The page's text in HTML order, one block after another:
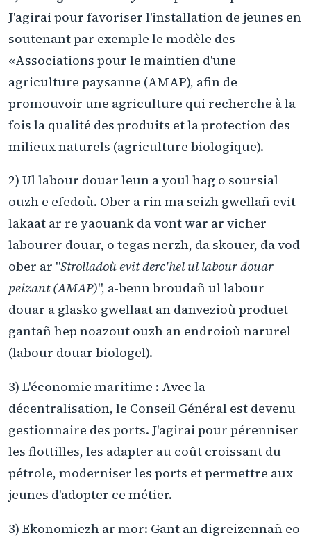
J'agirai pour favoriser l'installation de jeunes en
soutenant par exemple le modèle des
«Associations pour le maintien d'une
agriculture paysanne (AMAP), afin de
promouvoir une agriculture qui recherche à la
fois la qualité des produits et la protection des
milieux naturels (agriculture biologique).
2) Ul labour douar leun a youl hag o soursial
ouzh e efedoù. Ober a rin ma seizh gwellañ evit
lakaat ar re yaouank da vont war ar vicher
labourer douar, o tegas nerzh, da skouer, da vod
ober ar "Strolladoù evit derc'hel ul labour douar
peizant (AMAP)", a-benn broudañ ul labour
douar a glasko gwellaat an danvezioù produet
gantañ hep noazout ouzh an endroioù narurel
(labour douar biologel).
3) L'économie maritime : Avec la
décentralisation, le Conseil Général est devenu
gestionnaire des ports. J'agirai pour pérenniser
les flottilles, les adapter au coût croissant du
pétrole, moderniser les ports et permettre aux
jeunes d'adopter ce métier.
3) Ekonomiezh ar mor: Gant an digreizennañ eo